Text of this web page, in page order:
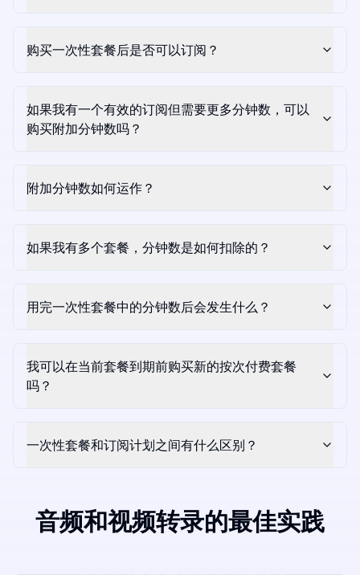
购买一次性套餐后是否可以订阅？
如果我有一个有效的订阅但需要更多分钟数，可以
购买附加分钟数吗？
附加分钟数如何运作？
如果我有多个套餐，分钟数是如何扣除的？
用完一次性套餐中的分钟数后会发生什么？
我可以在当前套餐到期前购买新的按次付费套餐
吗？
一次性套餐和订阅计划之间有什么区别？
音频和视频转录的最佳实践